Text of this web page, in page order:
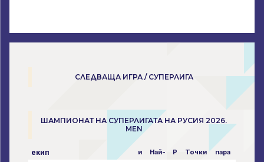
СЛЕДВАЩА ИГРА / СУПЕРЛИГА
ШАМПИОНАТ НА СУПЕРЛИГАТА НА РУСИЯ 2026.
MEN
екип и Най- P Точки пара